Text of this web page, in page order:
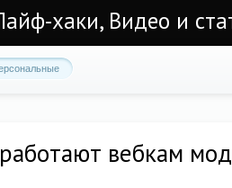
хаки, Видео и
вебкам